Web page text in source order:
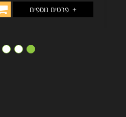
+ פרטים נוספים